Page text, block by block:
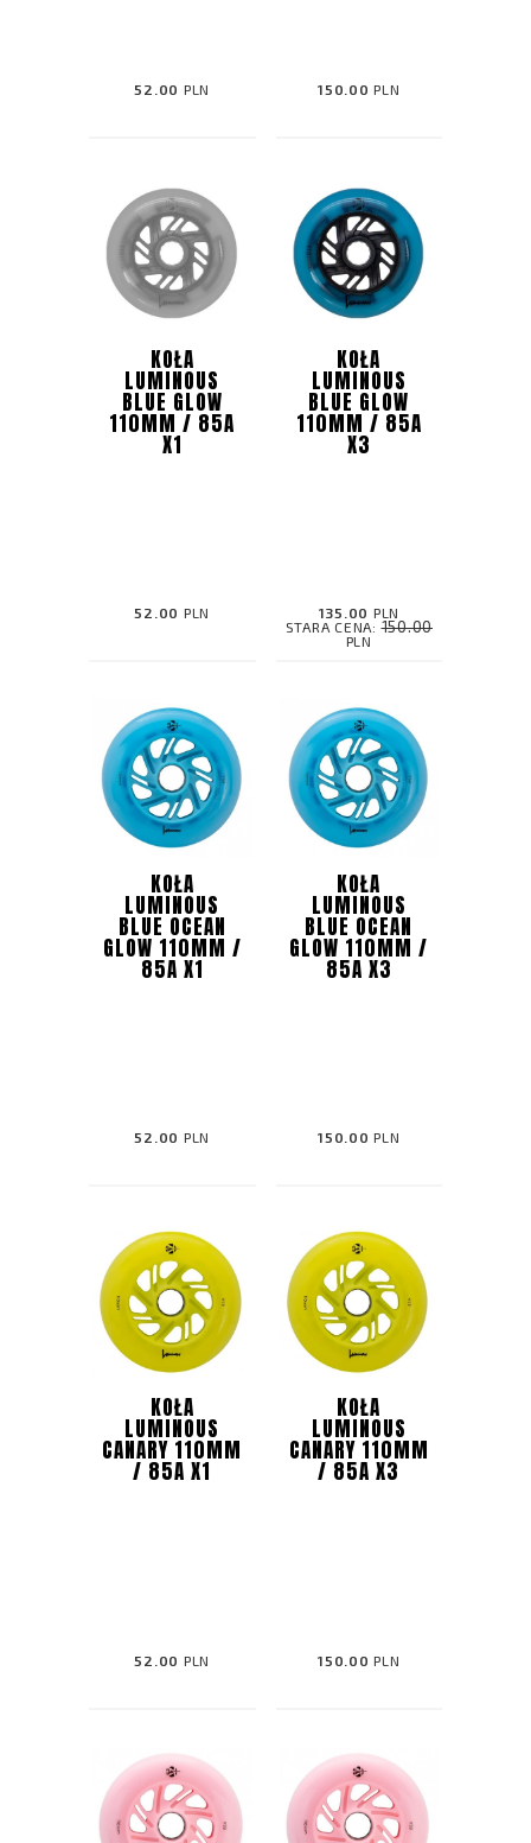
52.00 PLN 150.00 PLN
KOŁA
LUMINOUS
BLUE GLOW
110MM / 85A
X1
52.00 PLN
KOŁA
LUMINOUS
BLUE GLOW
110MM / 85A
X3
135.00 PLN
STARA CENA:150.00
PLN
KOŁA
LUMINOUS
BLUE OCEAN
GLOW 110MM /
85A X1
52.00 PLN
KOŁA
LUMINOUS
BLUE OCEAN
GLOW 110MM /
85A X3
150.00 PLN
KOŁA
LUMINOUS
CANARY 110MM
/ 85A X1
52.00 PLN
KOŁA
LUMINOUS
CANARY 110MM
/ 85A X3
150.00 PLN